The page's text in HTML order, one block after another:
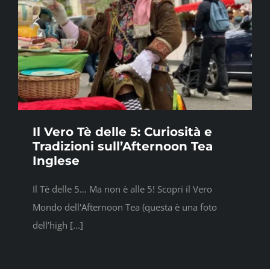
Il Vero Tè delle 5: Curiosità e
Tradizioni sull’Afternoon Tea
Inglese
Il Tè delle 5… Ma non è alle 5! Scopri il Vero
Mondo dell'Afternoon Tea (questa è una foto
dell’high [...]